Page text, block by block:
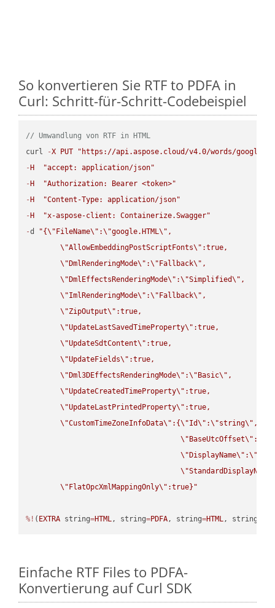
So konvertieren Sie RTF to PDFA in
Curl: Schritt-für-Schritt-Codebeispiel
// Umwandlung von RTF in HTML
curl
-X PUT
"https://api.aspose.cloud/v4.0/words/
- H
"accept: application/json"
- H
"Authorization: Bearer <token>"
- H
"Content-Type: application/json"
- H
"x-aspose-client: Containerize.Swagger"
-d "{\" FileName\" :\"google.HTML\" ,
\"AllowEmbeddingPostScriptFonts\" :true,
\" DmlRenderingMode\" :\" Fallback\" ,
\" DmlEffectsRenderingMode\" :\"Simplified\" ,
\"ImlRenderingMode\" :\" Fallback\" ,
\"ZipOutput\" :true,
\"UpdateLastSavedTimeProperty\" :true,
\"UpdateSdtContent\" :true,
\"UpdateFields\" :true,
\" Dml3DEffectsRenderingMode\" :\" Basic\" ,
\"UpdateCreatedTimeProperty\" :true,
\"UpdateLastPrintedProperty\" :true,
\"CustomTimeZoneInfoData\" :{\"Id\" :\"string\" ,
\" BaseUtcOffset\" :
\" DisplayName\" :\"
\"StandardDisplayName
\" FlatOpcXmlMappingOnly\" :true}"
%! ( EXTRA string=HTML, string=PDFA, string=HTML, string
Einfache RTF Files to PDFA-
Konvertierung auf Curl SDK